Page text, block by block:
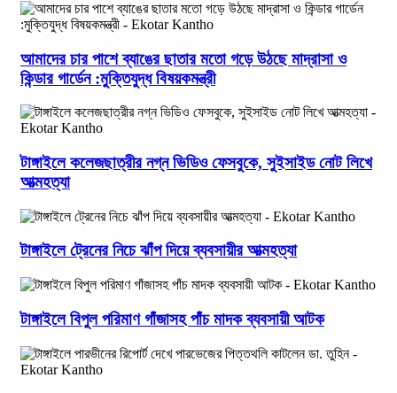
আমাদের চার পাশে ব্যাঙের ছাতার মতো গড়ে উঠছে মাদ্রাসা ও
কিন্ডার গার্ডেন :মুক্তিযুদ্ধ বিষয়কমন্ত্রী
টাঙ্গাইলে কলেজছাত্রীর নগ্ন ভিডিও ফেসবুকে, সুইসাইড নোট লিখে
আত্মহত্যা
টাঙ্গাইলে ট্রেনের নিচে ঝাঁপ দিয়ে ব্যবসায়ীর আত্মহত্যা
টাঙ্গাইলে বিপুল পরিমাণ গাঁজাসহ পাঁচ মাদক ব্যবসায়ী আটক